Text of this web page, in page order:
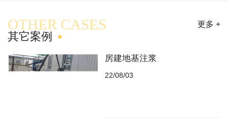
OTHER CASES
其它案例
更多 +
房建地基注浆
22/08/03